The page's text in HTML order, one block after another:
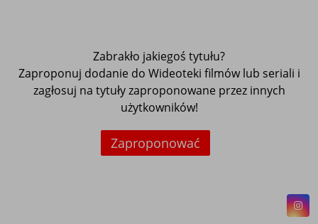
Zabrakło jakiegoś tytułu?
Zaproponuj dodanie do Wideoteki filmów lub seriali i
zagłosuj na tytuły zaproponowane przez innych
użytkowników!
Zaproponować